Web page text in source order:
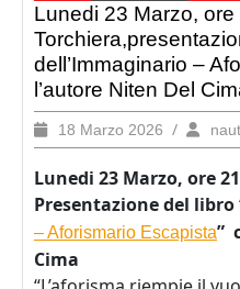
Lunedi 23 Marzo,
dell’Immaginario –
l’autore Niten Del
18 Marzo 2026 18
Marzo
2026
/
Lunedi 23 Marzo, ore
Presentazione del libro
– Aforismario Escapista”
Cima